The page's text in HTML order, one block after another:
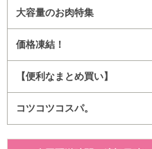
大容量のお肉特集
価格凍結！
【便利なまとめ買い】
コツコツコスパ。